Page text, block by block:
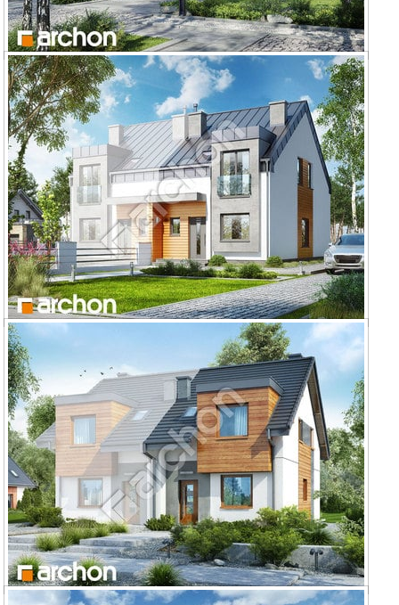
Dom pod miłorzębem 7 (GBN)
Dom pod miłorzębem 9 (BN)